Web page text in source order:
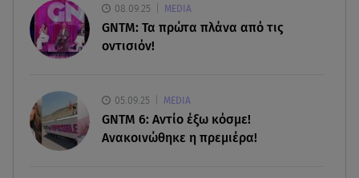
06.08.26 , 20:16
Αθηνά Οικονομάκου από την Μπόρα Μπόρα:
«Έσκασε όλη η κούραση του χειμώνα»
Σαμοθράκη: Συγκλονιστική διάσωση 15χρονης
από δύσβατο φαράγγι
08.09.25 MEDIA
GNTM: Τα πρώτα πλάνα από τις
οντισιόν!
05.09.25 MEDIA
GNTM 6: Αντίο έξω κόσμε!
Ανακοινώθηκε η πρεμιέρα!